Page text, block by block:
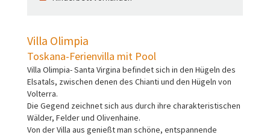
Villa Olimpia
Toskana-Ferienvilla mit Pool
Villa Olimpia- Santa Virgina befindet sich in den Hügeln des
Elsatals, zwischen denen des Chianti und den Hügeln von
Volterra.
Die Gegend zeichnet sich aus durch ihre charakteristischen
Wälder, Felder und Olivenhaine.
Von der Villa aus genießt man schöne, entspannende